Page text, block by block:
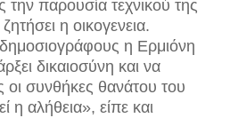
παρουσία τεχνικού της
η οικογενεια.
η Ερμιόνη
δικαιοσύνη και να
συνθήκες θανάτου του
η αλήθεια», είπε και